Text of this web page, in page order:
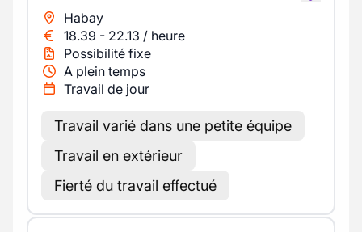
Habay
18.39 - 22.13 / heure
Possibilité fixe
A plein temps
Travail de jour
Travail varié dans une petite équipe
Travail en extérieur
Fierté du travail effectué